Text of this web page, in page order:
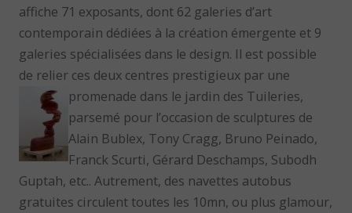
affiche 71 exposants, dont 62 galeries d’art
contemporain dédiées à la création émergente et 9
galeries spécialisées dans le design. Il est possible
de relier ces deux centres prestigieux par une
promenade dans le jardin des Tuileries,
parsemé pour l’occasion de sculptures de
Alain Bublex, Tony Cragg, Bruno Peinado,
Franck Scurti, Gérard Deschamps, Subodh
Guptah, etc.. Autrement, des navettes autobus
gratuites circulent toutes les 10mn, ou plus glamour,